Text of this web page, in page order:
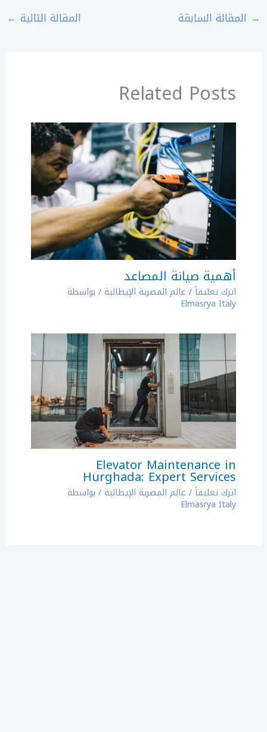
e
k
o
n
l → المقالة السابقة المقالة التالية ←
Related Posts
أهمية صيانة المصاعد
اترك تعليقاً/ عالم المصرية الإيطالية/ بواسطة
Elmasrya Italy
Elevator Maintenance in
Hurghada: Expert Services
اترك تعليقاً/ عالم المصرية الإيطالية/ بواسطة
Elmasrya Italy